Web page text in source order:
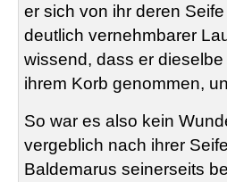
er sich von ihr deren
deutlich vernehmbarer
wissend, dass er
ihrem Korb genommen,
So war es also kein
vergeblich nach ihrer
Baldemarus seinerseits